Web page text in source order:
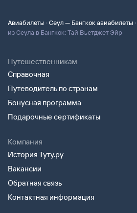
Авиабилеты ·Сеул — Бангкок авиабилеты ·
из Сеула в Бангкок: Тай Вьетджет Эйр
Путешественникам
Справочная
Путеводитель по странам
Бонусная программа
Подарочные сертификаты
Компания
История Туту.ру
Вакансии
Обратная связь
Контактная информация